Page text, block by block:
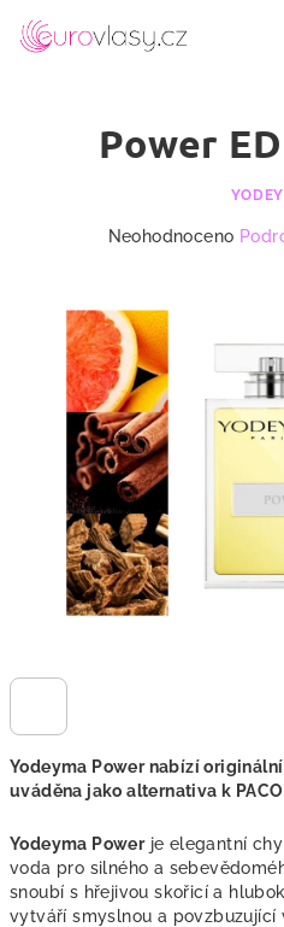
obsah
Yodeyma Powernabízí
uváděna jako alternativa k
Yodeyma Powerje elegantní
voda pro silného a
snoubí s hřejivou skořicí a
vytváří smyslnou a povzbuzující
Power
hvězdiček.
Neohodnoceno